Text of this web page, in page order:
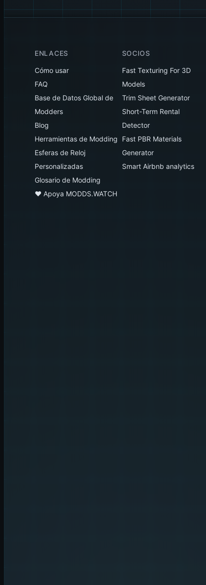
ENLACES
Cómo usar
FAQ
Base de Datos Global de
Modders
Blog
Herramientas de Modding
Esferas de Reloj
Personalizadas
Glosario de Modding
♥️ Apoya MODDS.WATCH
SOCIOS
Fast Texturing For 3D
Models
Trim Sheet Generator
Short-Term Rental
Detector
Fast PBR Materials
Generator
Smart Airbnb analytics